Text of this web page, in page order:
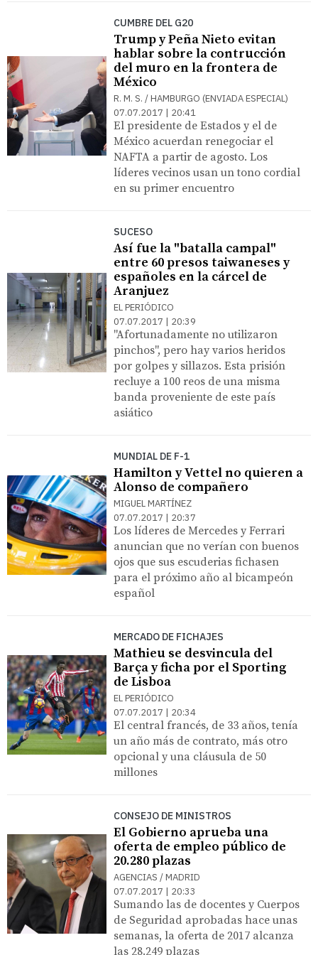
CUMBRE DEL G20
Trump y Peña Nieto evitan
hablar sobre la contrucción
del muro en la frontera de
México
R. M. S. / HAMBURGO (ENVIADA ESPECIAL)
07.07.2017 | 20:41
El presidente de Estados y el de
México acuerdan renegociar el
NAFTA a partir de agosto. Los
líderes vecinos usan un tono cordial
en su primer encuentro
SUCESO
Así fue la "batalla campal"
entre 60 presos taiwaneses y
españoles en la cárcel de
Aranjuez
EL PERIÓDICO
07.07.2017 | 20:39
"Afortunadamente no utilizaron
pinchos", pero hay varios heridos
por golpes y sillazos. Esta prisión
recluye a 100 reos de una misma
banda proveniente de este país
asiático
MUNDIAL DE F-1
Hamilton y Vettel no quieren a
Alonso de compañero
MIGUEL MARTÍNEZ
07.07.2017 | 20:37
Los líderes de Mercedes y Ferrari
anuncian que no verían con buenos
ojos que sus escuderias fichasen
para el próximo año al bicampeón
español
MERCADO DE FICHAJES
Mathieu se desvincula del
Barça y ficha por el Sporting
de Lisboa
EL PERIÓDICO
07.07.2017 | 20:34
El central francés, de 33 años, tenía
un año más de contrato, más otro
opcional y una cláusula de 50
millones
CONSEJO DE MINISTROS
El Gobierno aprueba una
oferta de empleo público de
20.280 plazas
AGENCIAS / MADRID
07.07.2017 | 20:33
Sumando las de docentes y Cuerpos
de Seguridad aprobadas hace unas
semanas, la oferta de 2017 alcanza
las 28.249 plazas